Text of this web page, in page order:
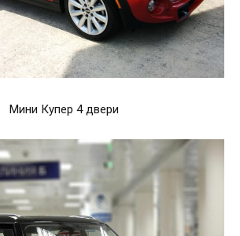
Мини Купер 4 двери